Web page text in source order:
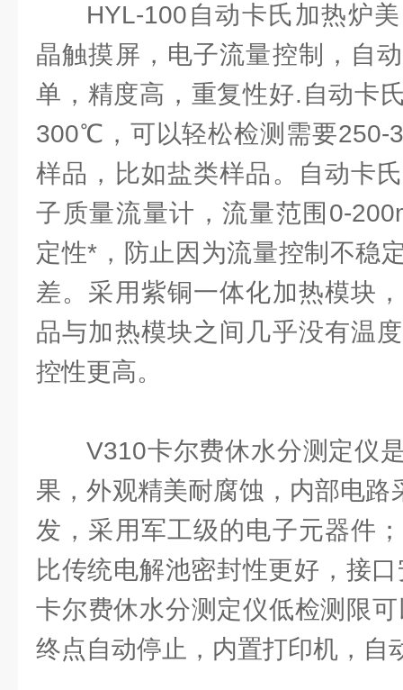
HYL-100自动卡氏加热炉
晶触摸屏，电子流量控制，自
单，精度高，重复性好.自动卡
300℃，可以轻松检测需要250-
样品，比如盐类样品。自动卡
子质量流量计，流量范围0-
定性*，防止因为流量控制不稳
差。采用紫铜一体化加热模块
品与加热模块之间几乎没有温
控性更高。
V310卡尔费休水分测定仪
果，外观精美耐腐蚀，内部电路
发，采用军工级的电子元器件
比传统电解池密封性更好，接
卡尔费休水分测定仪低检测限
终点自动停止，内置打印机，自